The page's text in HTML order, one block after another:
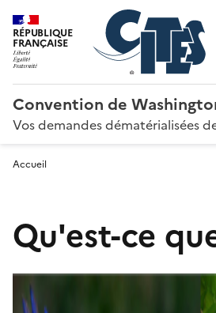
RÉPUBLIQUE
FRANÇAISE
Convention de
Vos demandes dématérialisées
Accueil
Qu'est-ce